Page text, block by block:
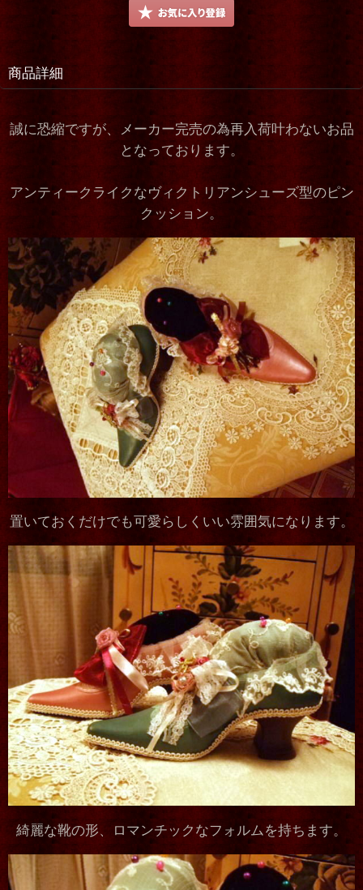
商品詳細
誠に恐縮ですが、メーカー完売の為再入荷叶わないお品
となっております。
アンティークライクなヴィクトリアンシューズ型のピン
クッション。
置いておくだけでも可愛らしくいい雰囲気になります。
綺麗な靴の形、ロマンチックなフォルムを持ちます。